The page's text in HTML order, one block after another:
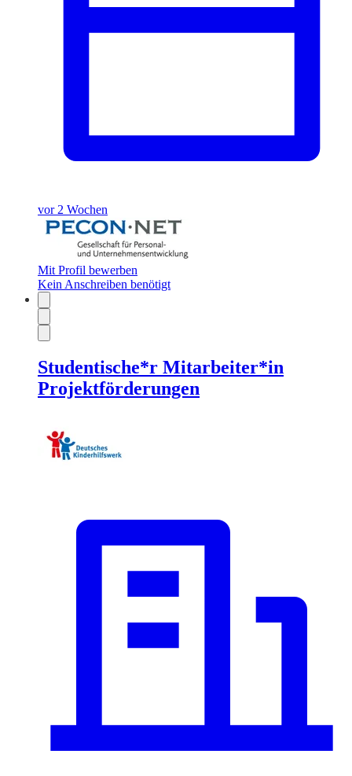
vor 2 Wochen
Mit Profil bewerben
Kein Anschreiben benötigt
Studentische*r Mitarbeiter*in
Projektförderungen